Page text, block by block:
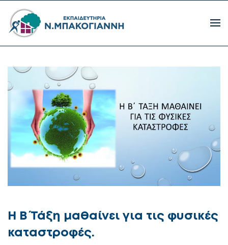
Η Β΄ Τάξη μαθαίνει για τις φυσικές
καταστροφές.